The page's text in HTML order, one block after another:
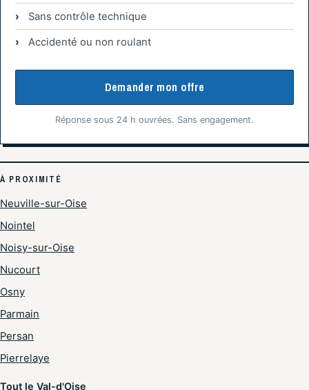
Sans contrôle technique
Accidenté ou non roulant
Demander mon offre
Réponse sous 24 h ouvrées. Sans engagement.
À PROXIMITÉ
Neuville-sur-Oise
Nointel
Noisy-sur-Oise
Nucourt
Osny
Parmain
Persan
Pierrelaye
Tout le Val-d'Oise